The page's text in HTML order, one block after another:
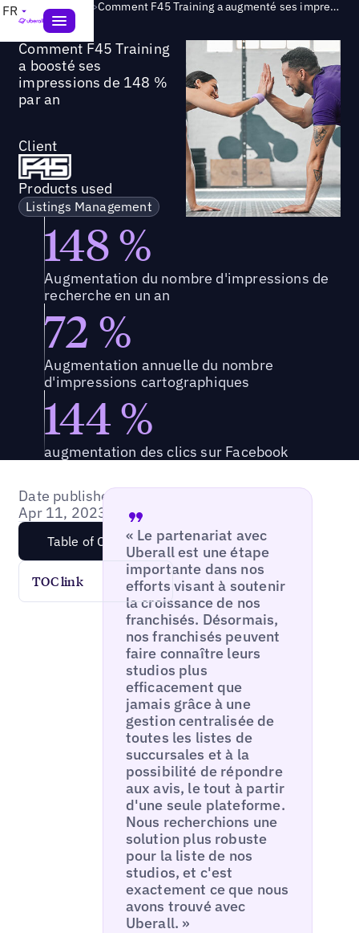
FR Success Story > Comment F45 Training a augmenté ses impressions de recherche de 148 % en glissement annuel
Comment F45 Training
a boosté ses
impressions de 148 %
par an
Client
Products used
Listings Management
148 %
Augmentation du nombre d'impressions de
recherche en un an
72 %
Augmentation annuelle du nombre
d'impressions cartographiques
144 %
augmentation des clics sur Facebook
Date published:
Apr 11, 2023
Table of Content
TOC link
« Le partenariat avec
Uberall est une étape
importante dans nos
efforts visant à soutenir
la croissance de nos
franchisés. Désormais,
nos franchisés peuvent
faire connaître leurs
studios plus
efficacement que
jamais grâce à une
gestion centralisée de
toutes les listes de
succursales et à la
possibilité de répondre
aux avis, le tout à partir
d'une seule plateforme.
Nous recherchions une
solution plus robuste
pour la liste de nos
studios, et c'est
exactement ce que nous
avons trouvé avec
Uberall. »